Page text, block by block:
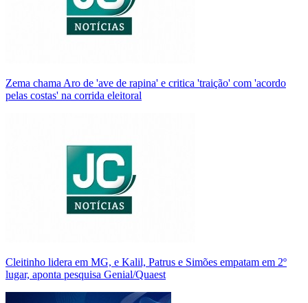
Zema chama Aro de 'ave de rapina' e critica 'traição' com 'acordo
pelas costas' na corrida eleitoral
Cleitinho lidera em MG, e Kalil, Patrus e Simões empatam em 2º
lugar, aponta pesquisa Genial/Quaest